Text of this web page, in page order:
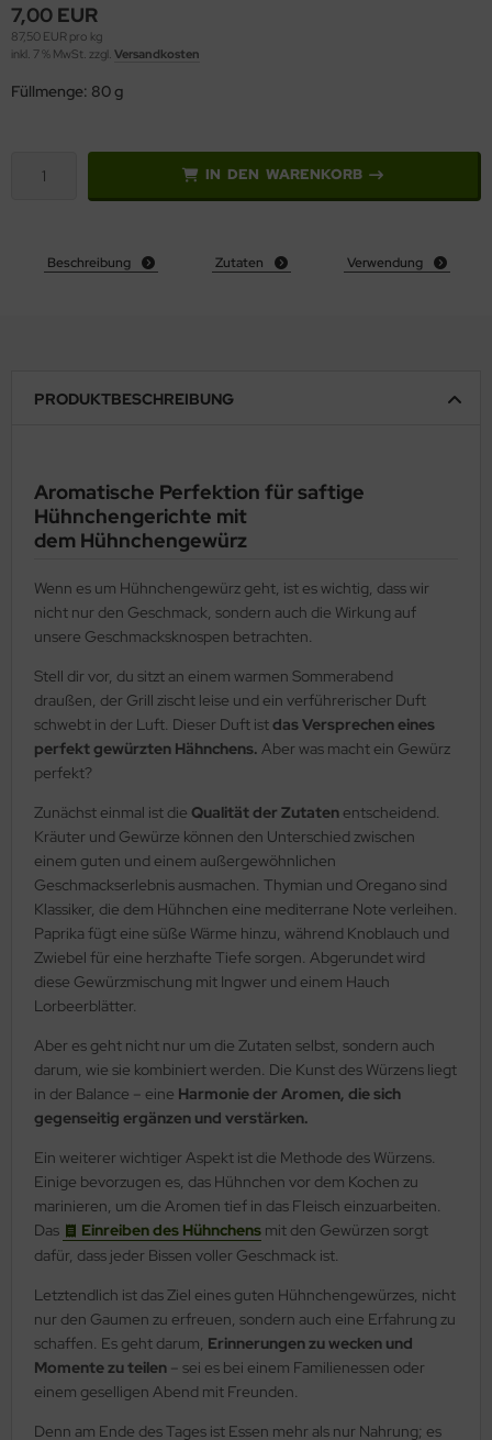
7,00 EUR
87,50 EUR pro kg
inkl. 7 % MwSt. zzgl. Versandkosten
Füllmenge: 80 g
IN DEN WARENKORB
Beschreibung Zutaten Verwendung
PRODUKTBESCHREIBUNG
Aromatische Perfektion für saftige
Hühnchengerichte mit
dem Hühnchengewürz
Wenn es um Hühnchengewürz geht, ist es wichtig, dass wir
nicht nur den Geschmack, sondern auch die Wirkung auf
unsere Geschmacksknospen betrachten.
Stell dir vor, du sitzt an einem warmen Sommerabend
draußen, der Grill zischt leise und ein verführerischer Duft
schwebt in der Luft. Dieser Duft istdas Versprechen eines
perfekt gewürzten Hähnchens. Aber was macht ein Gewürz
perfekt?
Zunächst einmal ist die Qualität der Zutaten entscheidend.
Kräuter und Gewürze können den Unterschied zwischen
einem guten und einem außergewöhnlichen
Geschmackserlebnis ausmachen. Thymian und Oregano sind
Klassiker, die dem Hühnchen eine mediterrane Note verleihen.
Paprika fügt eine süße Wärme hinzu, während Knoblauch und
Zwiebel für eine herzhafte Tiefe sorgen. Abgerundet wird
diese Gewürzmischung mit Ingwer und einem Hauch
Lorbeerblätter.
Aber es geht nicht nur um die Zutaten selbst, sondern auch
darum, wie sie kombiniert werden. Die Kunst des Würzens liegt
in der Balance – eine Harmonie der Aromen, die sich
gegenseitig ergänzen und verstärken.
Ein weiterer wichtiger Aspekt ist die Methode des Würzens.
Einige bevorzugen es, das Hühnchen vor dem Kochen zu
marinieren, um die Aromen tief in das Fleisch einzuarbeiten.
Das
Einreiben des Hühnchens mit den Gewürzen sorgt
dafür, dass jeder Bissen voller Geschmack ist.
Letztendlich ist das Ziel eines guten Hühnchengewürzes, nicht
nur den Gaumen zu erfreuen, sondern auch eine Erfahrung zu
schaffen. Es geht darum, Erinnerungen zu wecken und
Momente zu teilen – sei es bei einem Familienessen oder
einem geselligen Abend mit Freunden.
Denn am Ende des Tages ist Essen mehr als nur Nahrung; es